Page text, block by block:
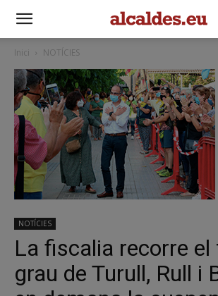
Inici NOTÍCIES
NOTÍCIES
La fiscalia recorre el
grau de Turull, Rull i